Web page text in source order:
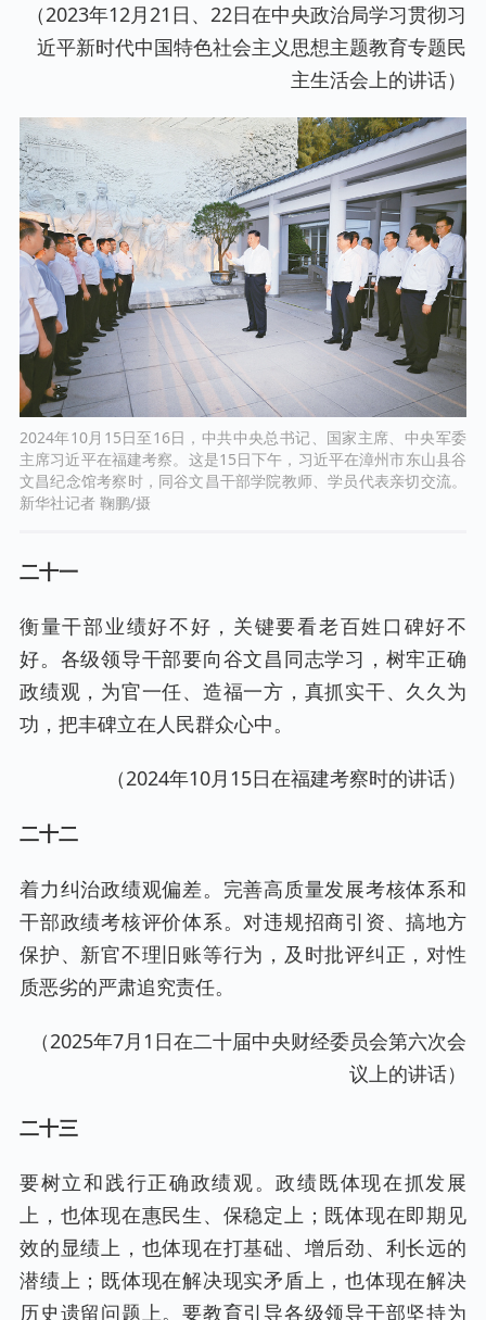
（2023年12月21日、22日在中央政治局学习贯彻习
近平新时代中国特色社会主义思想主题教育专题民
主生活会上的讲话）
2024年10月15日至16日，中共中央总书记、国家主席、中央军委
主席习近平在福建考察。这是15日下午，习近平在漳州市东山县谷
文昌纪念馆考察时，同谷文昌干部学院教师、学员代表亲切交流。
新华社记者 鞠鹏/摄
二十一
衡量干部业绩好不好，关键要看老百姓口碑好不
好。各级领导干部要向谷文昌同志学习，树牢正确
政绩观，为官一任、造福一方，真抓实干、久久为
功，把丰碑立在人民群众心中。
（2024年10月15日在福建考察时的讲话）
二十二
着力纠治政绩观偏差。完善高质量发展考核体系和
干部政绩考核评价体系。对违规招商引资、搞地方
保护、新官不理旧账等行为，及时批评纠正，对性
质恶劣的严肃追究责任。
（2025年7月1日在二十届中央财经委员会第六次会
议上的讲话）
二十三
要树立和践行正确政绩观。政绩既体现在抓发展
上，也体现在惠民生、保稳定上；既体现在即期见
效的显绩上，也体现在打基础、增后劲、利长远的
潜绩上；既体现在解决现实矛盾上，也体现在解决
历史遗留问题上。要教育引导各级领导干部坚持为